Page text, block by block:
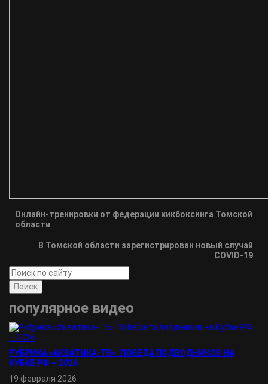
Онлайн-тренировки от федерации кикбоксинга Томской
области
В Томской области зарегистрирован новый случай
COVID-19
Поиск
популярное видео
РУБРИКА «АКВАТИКА-TВ». ПОБЕДА ПОДВОДНИКОВ НА
КУБКЕ РФ – 2026
19 февраля 2026